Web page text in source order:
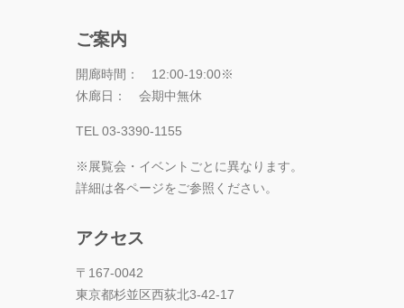
ご案内
開廊時間： 12:00-19:00※
休廊日： 会期中無休
TEL 03-3390-1155
※展覧会・イベントごとに異なります。
詳細は各ページをご参照ください。
アクセス
〒167-0042
東京都杉並区西荻北3-42-17